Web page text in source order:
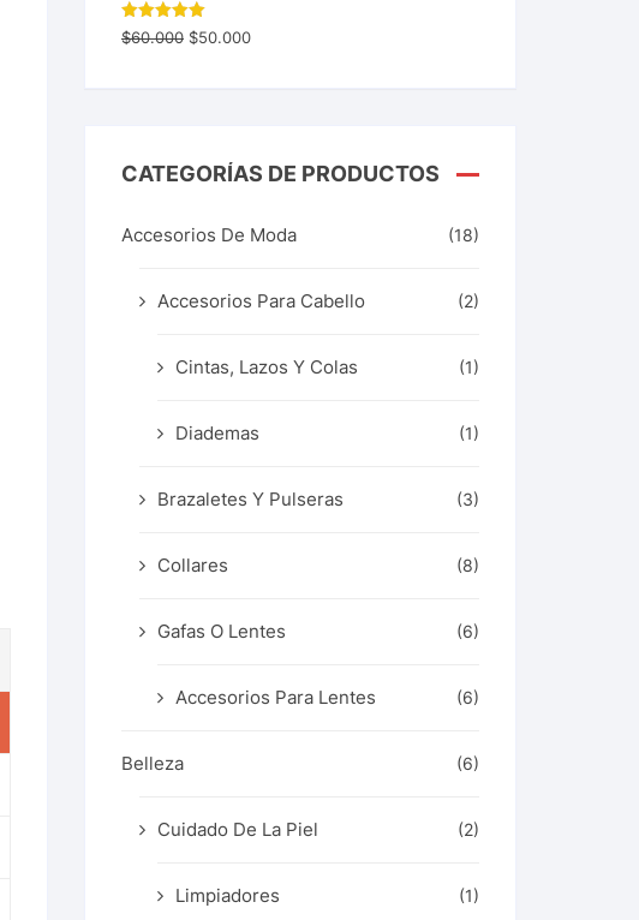
Valorado
con 5.00
$60.000 $50.000
CATEGORÍAS DE PRODUCTOS
Accesorios De Moda (18)
Accesorios Para Cabello (2)
Cintas, Lazos Y Colas (1)
Diademas (1)
Brazaletes Y Pulseras (3)
Collares (8)
Gafas O Lentes (6)
Accesorios Para Lentes (6)
Belleza (6)
Cuidado De La Piel (2)
Limpiadores (1)